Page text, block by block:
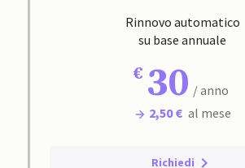
Rinnovo automatico
su base annuale
30 / anno
2,50 € al mese
Richiedi